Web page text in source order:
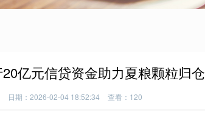
亿元信贷资金助力夏粮颗粒归仓
日期：2026-02-04 18:52:34 查看：120